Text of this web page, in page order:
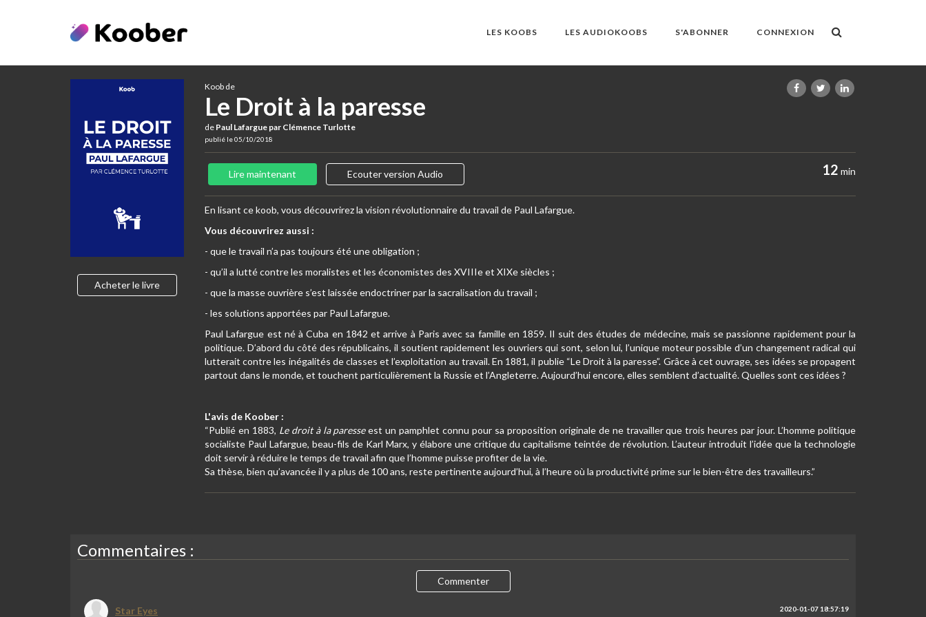
LES KOOBS LES AUDIOKOOBS S'ABONNER CONNEXION
Acheter le livre
Koob de
Le Droit à la paresse
de Paul Lafargue par Clémence Turlotte
publié le 05/10/2018
12 min
Lire maintenant Ecouter version Audio
En lisant ce koob, vous découvrirez la vision révolutionnaire du travail de Paul Lafargue.
Vous découvrirez aussi :
- que le travail n’a pas toujours été une obligation ;
- qu’il a lutté contre les moralistes et les économistes des XVIIIe et XIXe siècles ;
- que la masse ouvrière s’est laissée endoctriner par la sacralisation du travail ;
- les solutions apportées par Paul Lafargue.
Paul Lafargue est né à Cuba en 1842 et arrive à Paris avec sa famille en 1859. Il suit des études de médecine, mais se passionne rapidement pour la
politique. D’abord du côté des républicains, il soutient rapidement les ouvriers qui sont, selon lui, l’unique moteur possible d’un changement radical qui
lutterait contre les inégalités de classes et l’exploitation au travail. En 1881, il publie “Le Droit à la paresse”. Grâce à cet ouvrage, ses idées se propagent
partout dans le monde, et touchent particulièrement la Russie et l’Angleterre. Aujourd’hui encore, elles semblent d’actualité. Quelles sont ces idées ?
L'avis de Koober :
“Publié en 1883, Le droit à la paresseest un pamphlet connu pour sa proposition originale de ne travailler que trois heures par jour. L’homme politique
socialiste Paul Lafargue, beau-fils de Karl Marx, y élabore une critique du capitalisme teintée de révolution. L’auteur introduit l’idée que la technologie
doit servir à réduire le temps de travail afin que l’homme puisse profiter de la vie.
Sa thèse, bien qu’avancée il y a plus de 100 ans, reste pertinente aujourd’hui, à l’heure où la productivité prime sur le bien-être des travailleurs.”
Commentaires :
Commenter
Star Eyes 2020-01-07 18:57:19